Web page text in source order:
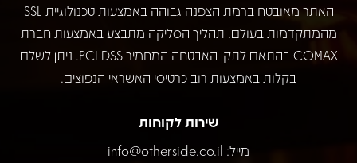
האתר מאובטח ברמת הצפנה גבוהה באמצעות טכנולוגיית SSL
מהמתקדמות בעולם. תהליך הסליקה מתבצע באמצעות חברת
COMAX בהתאם לתקן האבטחה המחמיר PCI DSS. ניתן לשלם
בקלות באמצעות רוב כרטיסי האשראי הנפוצים.
שירות לקוחות
מייל: info@otherside.co.il